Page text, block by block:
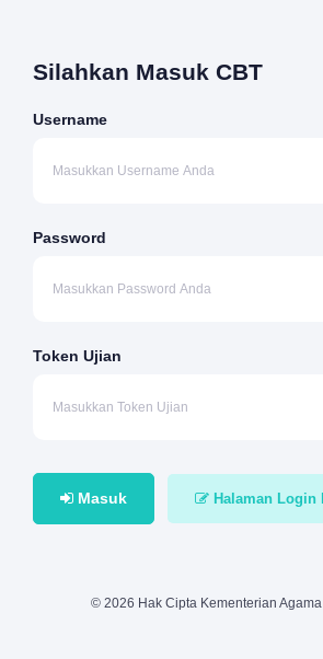
Silahkan Masuk CBT
Username
Password
Token Ujian
Masuk Halaman Login
© 2026 Hak Cipta Kementerian